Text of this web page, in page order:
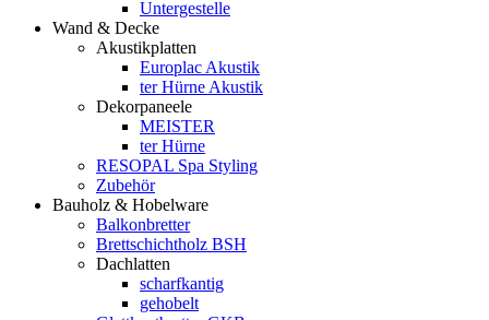
Untergestelle
Wand & Decke
Akustikplatten
Europlac Akustik
ter Hürne Akustik
Dekorpaneele
MEISTER
ter Hürne
RESOPAL Spa Styling
Zubehör
Bauholz & Hobelware
Balkonbretter
Brettschichtholz BSH
Dachlatten
scharfkantig
gehobelt